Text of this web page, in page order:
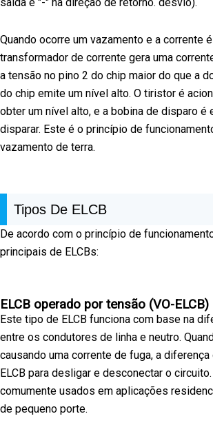
Quando ocorre um vazamento e a corrente
transformador de corrente gera uma
a tensão no pino 2 do chip maior do que a
do chip emite um nível alto. O tiristor é
obter um nível alto, e a bobina de disparo é
disparar. Este é o princípio de
vazamento de terra.
Tipos De ELCB
De acordo com o princípio de
principais de ELCBs:
ELCB operado por tensão (VO-ELCB)
Este tipo de ELCB funciona com base na
entre os condutores de linha e neutro.
causando uma corrente de fuga, a
ELCB para desligar e desconectar o
comumente usados em aplicações
de pequeno porte.